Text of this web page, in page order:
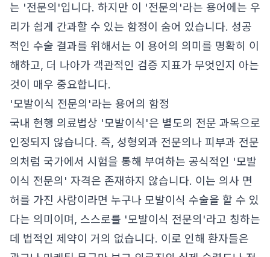
는 '전문의'입니다. 하지만 이 '전문의'라는 용어에는 우
리가 쉽게 간과할 수 있는 함정이 숨어 있습니다. 성공
적인 수술 결과를 위해서는 이 용어의 의미를 명확히 이
해하고, 더 나아가 객관적인 검증 지표가 무엇인지 아는
것이 매우 중요합니다.
'모발이식 전문의'라는 용어의 함정
국내 현행 의료법상 '모발이식'은 별도의 전문 과목으로
인정되지 않습니다. 즉, 성형외과 전문의나 피부과 전문
의처럼 국가에서 시험을 통해 부여하는 공식적인 '모발
이식 전문의' 자격은 존재하지 않습니다. 이는 의사 면
허를 가진 사람이라면 누구나 모발이식 수술을 할 수 있
다는 의미이며, 스스로를 '모발이식 전문의'라고 칭하는
데 법적인 제약이 거의 없습니다. 이로 인해 환자들은